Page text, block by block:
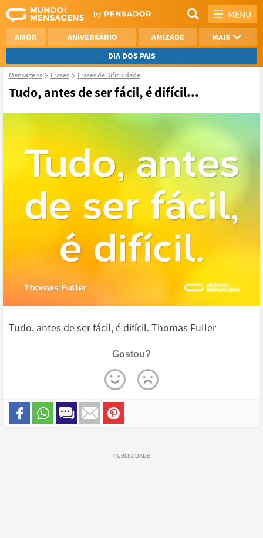
MENU
AMOR ANIVERSÁRIO AMIZADE
MAIS
DIA DOS PAIS
REFLEXÃO
AGRADECIMENTO
Mensagens Frases Frases de Dificuldade
Tudo, antes de ser fácil, é difícil...
Tudo, antes de ser fácil, é difícil. Thomas Fuller
Gostou?